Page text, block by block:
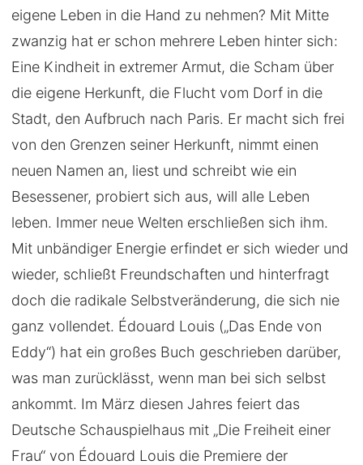
eigene Leben in die Hand zu nehmen? Mit Mitte
zwanzig hat er schon mehrere Leben hinter sich:
Eine Kindheit in extremer Armut, die Scham über
die eigene Herkunft, die Flucht vom Dorf in die
Stadt, den Aufbruch nach Paris. Er macht sich frei
von den Grenzen seiner Herkunft, nimmt einen
neuen Namen an, liest und schreibt wie ein
Besessener, probiert sich aus, will alle Leben
leben. Immer neue Welten erschließen sich ihm.
Mit unbändiger Energie erfindet er sich wieder und
wieder, schließt Freundschaften und hinterfragt
doch die radikale Selbstveränderung, die sich nie
ganz vollendet. Édouard Louis („Das Ende von
Eddy“) hat ein großes Buch geschrieben darüber,
was man zurücklässt, wenn man bei sich selbst
ankommt. Im März diesen Jahres feiert das
Deutsche Schauspielhaus mit „Die Freiheit einer
Frau“ von Édouard Louis die Premiere der